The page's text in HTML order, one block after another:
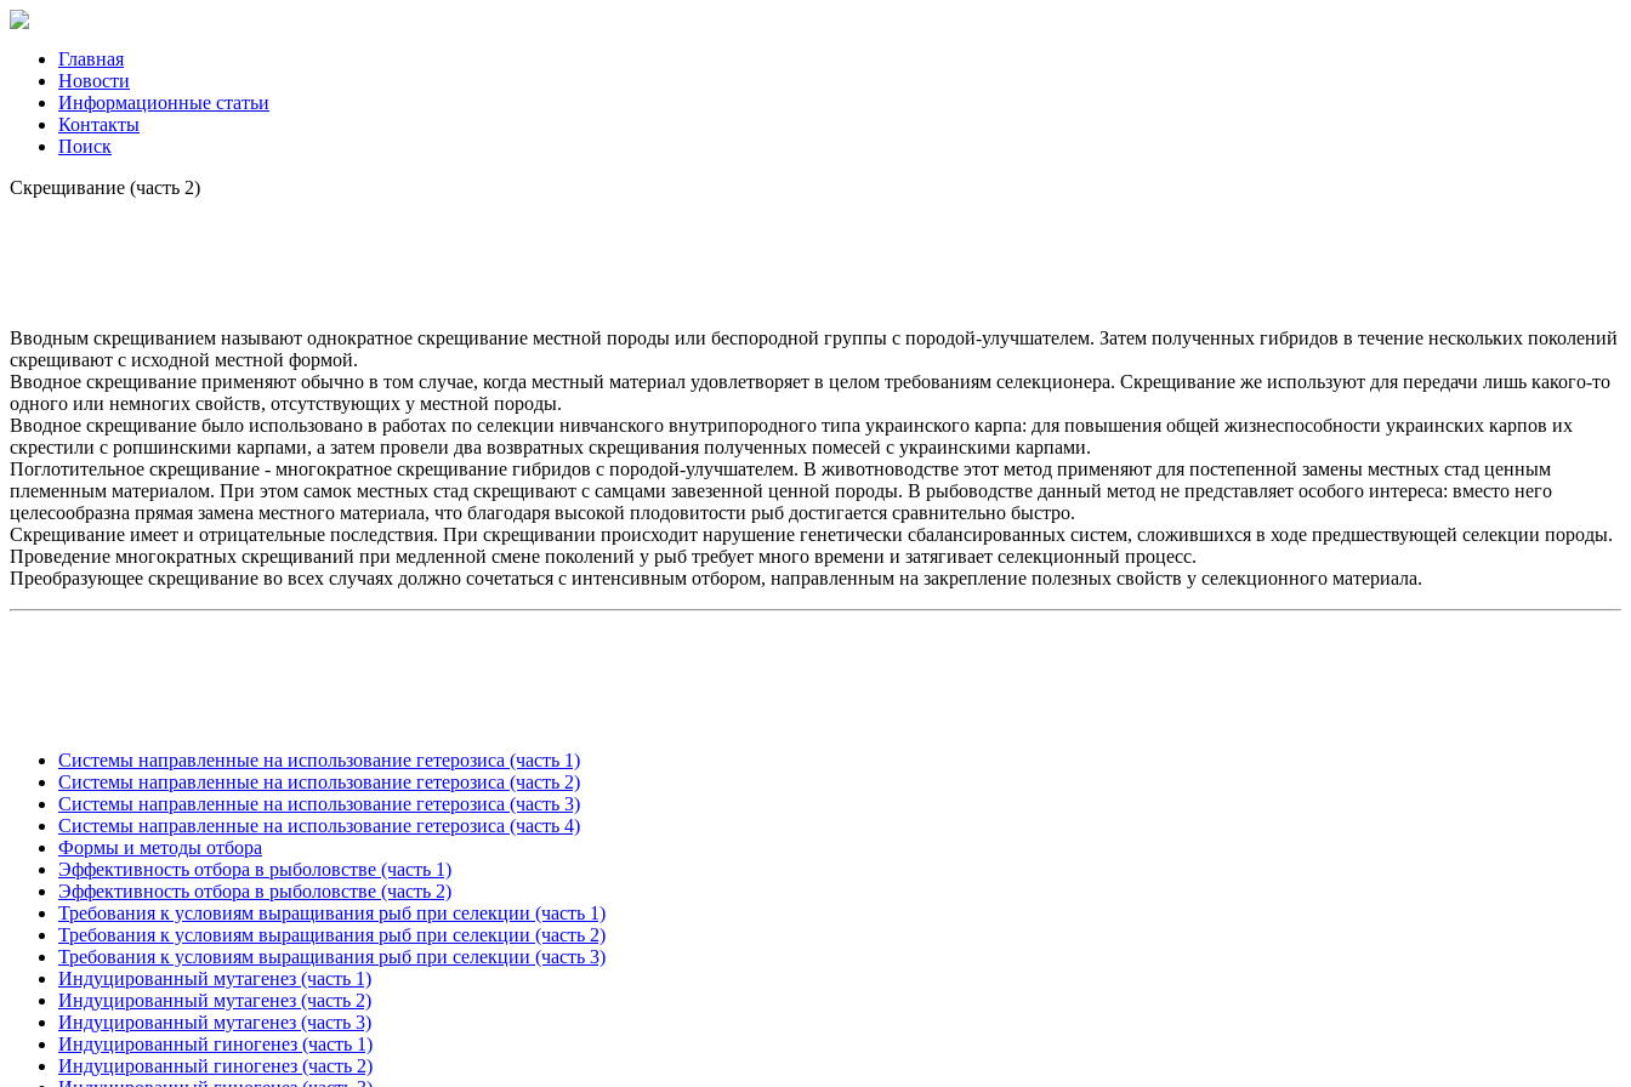
Главная
Новости
Информационные статьи
Контакты
Поиск
Скрещивание (часть 2)
Вводным скрещиванием называют однократное скрещивание местной породы или беспородной группы с породой-улучшателем. Затем полученных гибридов в течение нескольких поколений
скрещивают с исходной местной формой.
Вводное скрещивание применяют обычно в том случае, когда местный материал удовлетворяет в целом требованиям селекционера. Скрещивание же используют для передачи лишь какого-то
одного или немногих свойств, отсутствующих у местной породы.
Вводное скрещивание было использовано в работах по селекции нивчанского внутрипородного типа украинского карпа: для повышения общей жизнеспособности украинских карпов их
скрестили с ропшинскими карпами, а затем провели два возвратных скрещивания полученных помесей с украинскими карпами.
Поглотительное скрещивание - многократное скрещивание гибридов с породой-улучшателем. В животноводстве этот метод применяют для постепенной замены местных стад ценным
племенным материалом. При этом самок местных стад скрещивают с самцами завезенной ценной породы. В рыбоводстве данный метод не представляет особого интереса: вместо него
целесообразна прямая замена местного материала, что благодаря высокой плодовитости рыб достигается сравнительно быстро.
Скрещивание имеет и отрицательные последствия. При скрещивании происходит нарушение генетически сбалансированных систем, сложившихся в ходе предшествующей селекции породы.
Проведение многократных скрещиваний при медленной смене поколений у рыб требует много времени и затягивает селекционный процесс.
Преобразующее скрещивание во всех случаях должно сочетаться с интенсивным отбором, направленным на закрепление полезных свойств у селекционного материала.
Системы направленные на использование гетерозиса (часть 1)
Системы направленные на использование гетерозиса (часть 2)
Системы направленные на использование гетерозиса (часть 3)
Системы направленные на использование гетерозиса (часть 4)
Формы и методы отбора
Эффективность отбора в рыболовстве (часть 1)
Эффективность отбора в рыболовстве (часть 2)
Требования к условиям выращивания рыб при селекции (часть 1)
Требования к условиям выращивания рыб при селекции (часть 2)
Требования к условиям выращивания рыб при селекции (часть 3)
Индуцированный мутагенез (часть 1)
Индуцированный мутагенез (часть 2)
Индуцированный мутагенез (часть 3)
Индуцированный гиногенез (часть 1)
Индуцированный гиногенез (часть 2)